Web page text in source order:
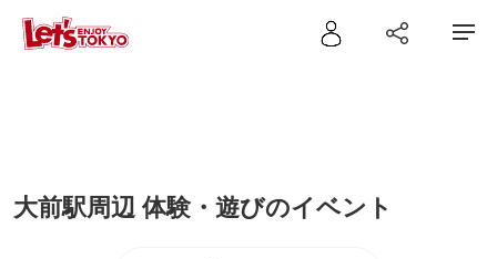
大前駅周辺 体験・遊びのイベント